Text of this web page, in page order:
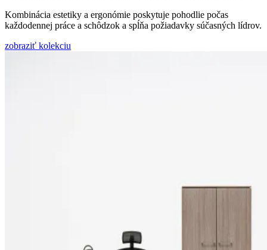
Kombinácia estetiky a ergonómie poskytuje pohodlie počas
každodennej práce a schôdzok a spĺňa požiadavky súčasných lídrov.
zobraziť kolekciu